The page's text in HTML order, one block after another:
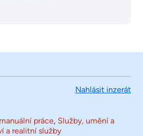
Nahlásit inzerát
práce, Služby, umění a
a realitní služby